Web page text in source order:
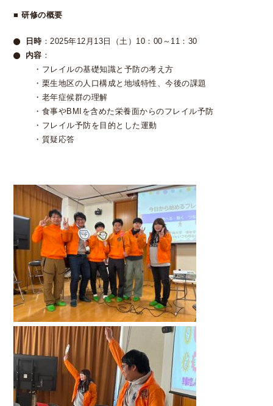
■研修の概要
日時：2025年12 月 13 日（土） 10 ： 00 ～ 11 ： 30
内容 ：
・フレイルの基礎知識と予防の考え方
・栗生地区の人口構成と地域特性、今後の課題
・老年症候群の理解
・食事やBMI を含めた栄養面からのフレイル予防
・フレイル予防を目的とした運動
・質疑応答